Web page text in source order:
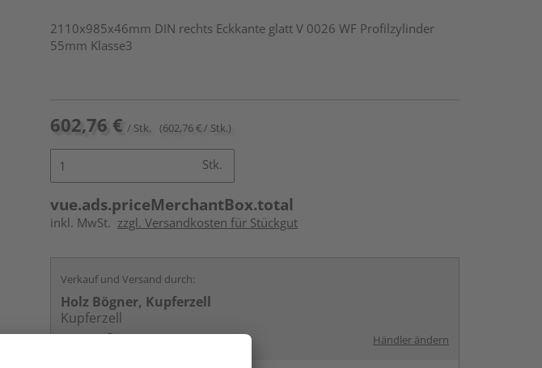
2110x985x46mm DIN rechts Eckkante glatt V 0026 WF Profilzylinder
55mm Klasse3
602,76 € / Stk. (602,76 € / Stk.)
Stk.
vue.ads.priceMerchantBox.total
inkl. MwSt. zzgl. Versandkosten für Stückgut
Verkauf und Versand durch:
Holz Bögner, Kupferzell
Kupferzell
Händler ändern